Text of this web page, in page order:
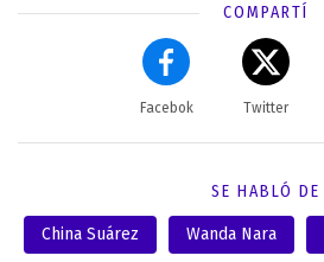
COMPARTÍ
Facebok Twitter
SE HABLÓ DE
China Suárez Wanda Nara